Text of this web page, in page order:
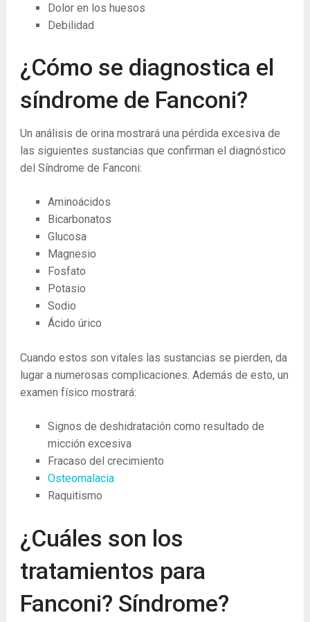
Dolor en los huesos
Debilidad
¿Cómo se diagnostica el
síndrome de Fanconi?
Un análisis de orina mostrará una pérdida excesiva de
las siguientes sustancias que confirman el diagnóstico
del Síndrome de Fanconi:
Aminoácidos
Bicarbonatos
Glucosa
Magnesio
Fosfato
Potasio
Sodio
Ácido úrico
Cuando estos son vitales las sustancias se pierden, da
lugar a numerosas complicaciones. Además de esto, un
examen físico mostrará:
Signos de deshidratación como resultado de
micción excesiva
Fracaso del crecimiento
Osteomalacia
Raquitismo
¿Cuáles son los
tratamientos para
Fanconi? Síndrome?